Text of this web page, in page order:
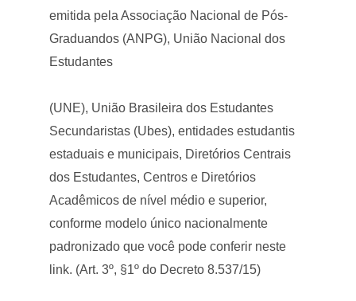
emitida pela Associação Nacional de Pós-
Graduandos (ANPG), União Nacional dos
Estudantes
(UNE), União Brasileira dos Estudantes
Secundaristas (Ubes), entidades estudantis
estaduais e municipais, Diretórios Centrais
dos Estudantes, Centros e Diretórios
Acadêmicos de nível médio e superior,
conforme modelo único nacionalmente
padronizado que você pode conferir neste
link. (Art. 3º, §1º do Decreto 8.537/15)